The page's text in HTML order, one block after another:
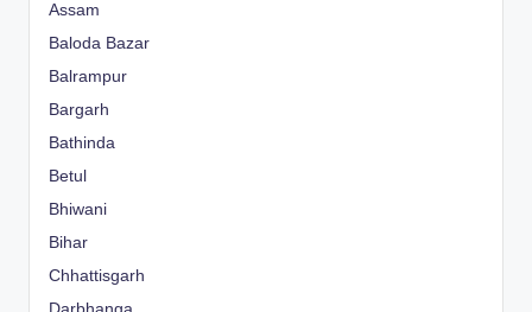
Assam
Baloda Bazar
Balrampur
Bargarh
Bathinda
Betul
Bhiwani
Bihar
Chhattisgarh